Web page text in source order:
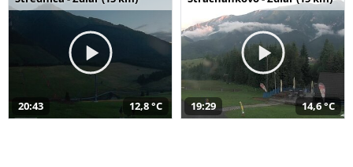
20:43 12,8 °C 19:29 14,6 °C